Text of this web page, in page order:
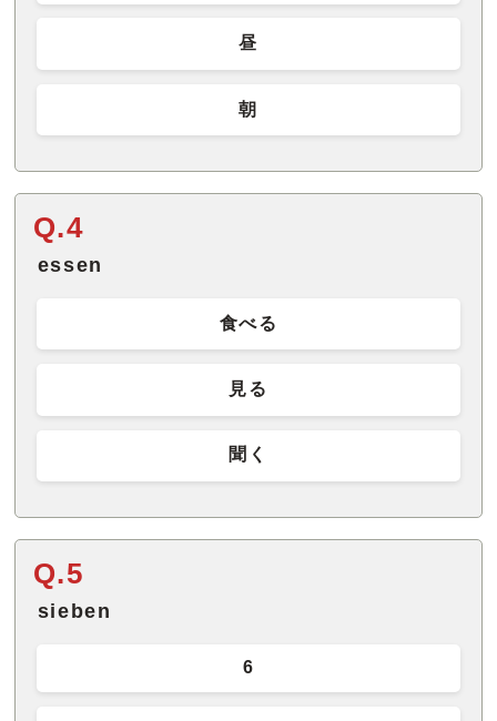
昼
朝
Q.4
essen
食べる
見る
聞く
Q.5
sieben
6